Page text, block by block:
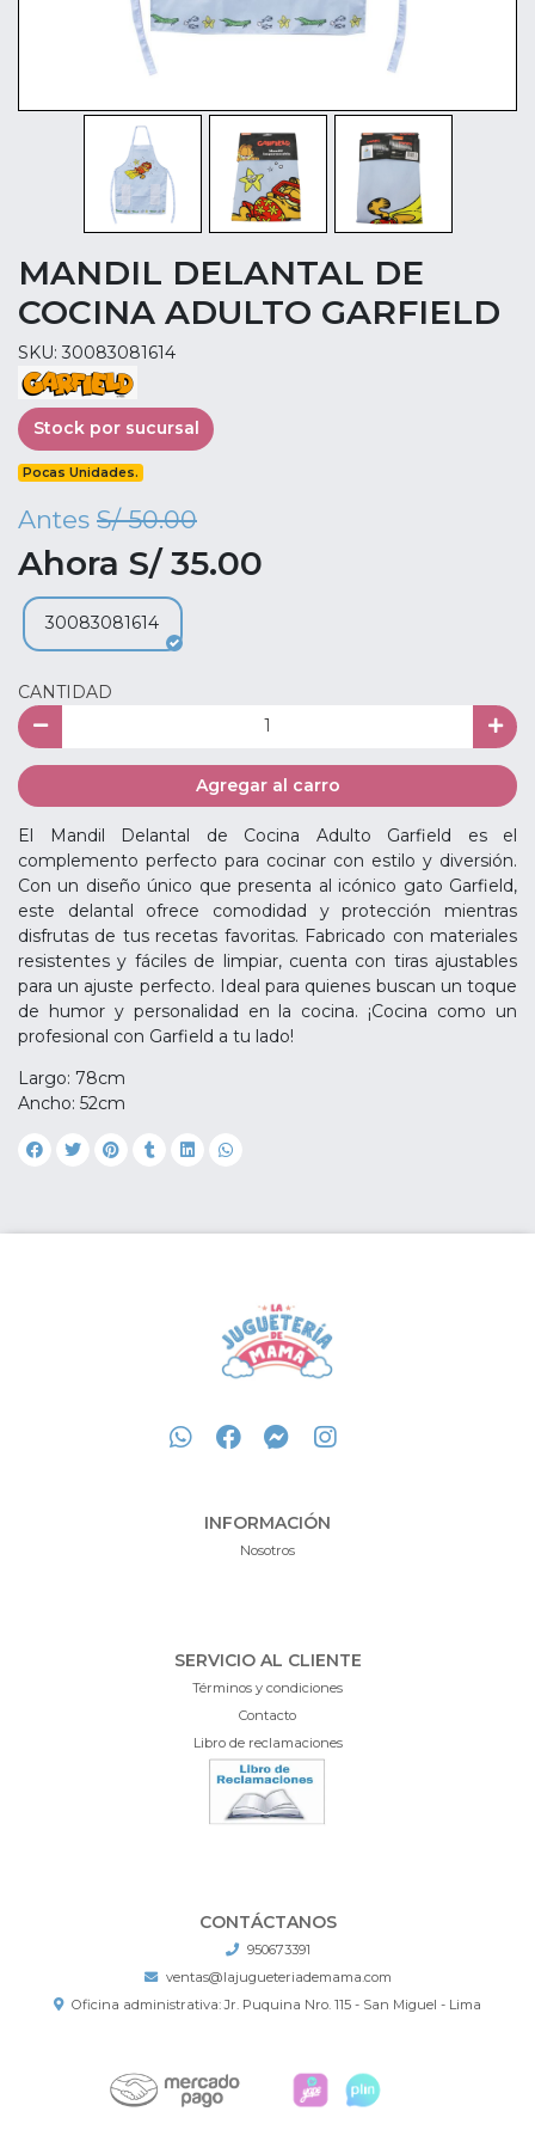
MANDIL DELANTAL DE
COCINA ADULTO GARFIELD
SKU: 30083081614
Stock por sucursal
Pocas Unidades.
Antes S/ 50.00
Ahora S/ 35.00
30083081614
CANTIDAD
Agregar al carro
El Mandil Delantal de Cocina Adulto Garfield es el
complemento perfecto para cocinar con estilo y diversión.
Con un diseño único que presenta al icónico gato Garfield,
este delantal ofrece comodidad y protección mientras
disfrutas de tus recetas favoritas. Fabricado con materiales
resistentes y fáciles de limpiar, cuenta con tiras ajustables
para un ajuste perfecto. Ideal para quienes buscan un toque
de humor y personalidad en la cocina. ¡Cocina como un
profesional con Garfield a tu lado!
Largo: 78cm
Ancho: 52cm
INFORMACIÓN
Nosotros
SERVICIO AL CLIENTE
Términos y condiciones
Contacto
Libro de reclamaciones
CONTÁCTANOS
950673391
ventas@lajugueteriademama.com
Oficina administrativa: Jr. Puquina Nro. 115 - San Miguel - Lima